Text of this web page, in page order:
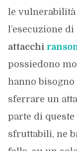
le
l’esecuzione
attacchi
possiedono
hanno
sferrare un
parte di
sfruttabili, ne